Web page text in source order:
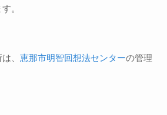
。
、 恵那市明智回想法センターの管理